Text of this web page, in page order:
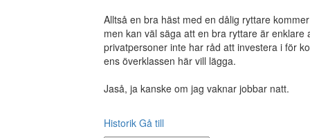
Alltså en bra häst med en dålig ryttare
men kan väl säga att en bra ryttare är
privatpersoner inte har råd att investera i för
ens överklassen här vill lägga.
Jaså, ja kanske om jag vaknar jobbar natt.
Historik Gå till